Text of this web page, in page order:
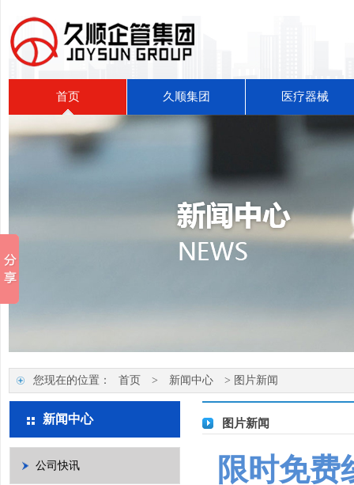
首页 久顺集团 医疗器械
您现在的位置： 首页 > 新闻中心 > 图片新闻
新闻中心
公司快讯
图片新闻
限时免